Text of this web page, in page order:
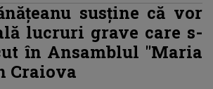
susține că vor
lucruri grave care s-
în Ansamblul "Maria
Craiova